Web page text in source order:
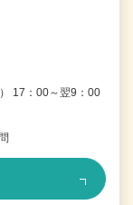
17：00～翌9：00